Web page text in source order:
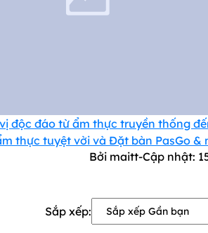
độc đáo từ ẩm thực truyền thống
thực tuyệt vời và Đặt bàn PasGo &
Bởi maitt-Cập nhật:
Sắp xếp: